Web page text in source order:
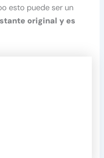
esto puede ser un
original y es